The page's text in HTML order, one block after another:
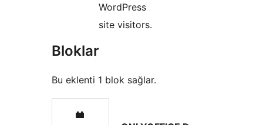
WordPress
site visitors.
Bloklar
Bu eklenti 1 blok sağlar.